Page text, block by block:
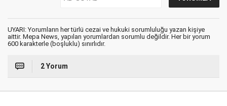
UYARI: Yorumların her türlü cezai ve hukuki sorumluluğu yazan kişiye
aittir. Mepa News, yapılan yorumlardan sorumlu değildir. Her bir yorum
600 karakterle (boşluklu) sınırlıdır.
2 Yorum